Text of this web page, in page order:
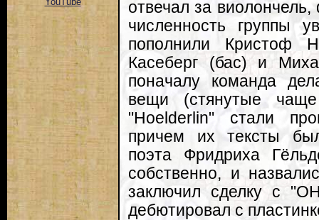
отвечал за
численность группы
пополнили Кристоф
Касеберг (бас) и
поначалу команда
вещи (стянутые
"Hoelderlin" стали
причем их тексты
поэта Фридриха
собственно, и
заключил сделку с
дебютировал с